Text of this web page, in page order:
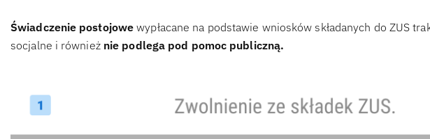
Świadczenie postojowe wypłacane na podstawie wniosków składanych do ZUS
socjalne i również nie podlega pod pomoc publiczną.